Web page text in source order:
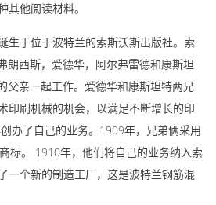
其他阅读材料。
生于位于波特兰的索斯沃斯出版社。索
朗西斯，爱德华，阿尔弗雷德和康斯坦
父亲一起工作。爱德华和康斯坦特两兄
印刷机械的机会，以满足不断增长的印
办了自己的业务。1909年，兄弟俩采用
标。 1910年，他们将自己的业务纳入索
一个新的制造工厂，这是波特兰钢筋混